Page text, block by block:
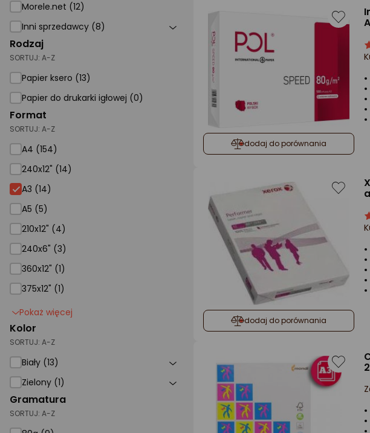
Morele.net (12)
Inni sprzedawcy (8)
Rodzaj
SORTUJ: A-Z
Papier ksero (13)
Papier do drukarki igłowej (0)
Format
SORTUJ: A-Z
A4 (154)
240x12" (14)
A3 A3 (14)
A5 (5)
210x12" (4)
240x6" (3)
360x12" (1)
375x12" (1)
Pokaż więcej
Kolor
SORTUJ: A-Z
Biały (13)
Zielony (1)
Gramatura
SORTUJ: A-Z
dodaj do porównania
dodaj do porównania